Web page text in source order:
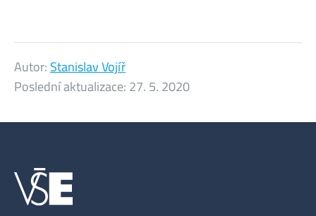
Autor: Stanislav Vojíř
Poslední aktualizace: 27. 5. 2020